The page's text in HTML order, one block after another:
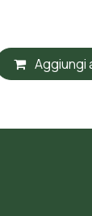
Aggiungi